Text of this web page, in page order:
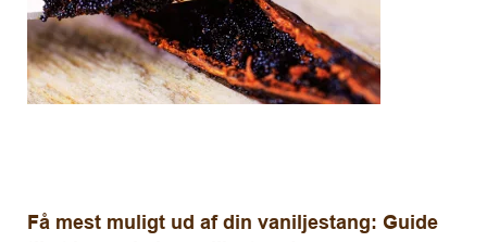
Få mest muligt ud af din vaniljestang: Guide